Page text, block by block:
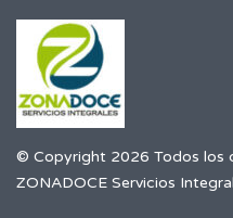
© Copyright 2026 Todos los
ZONADOCE Servicios